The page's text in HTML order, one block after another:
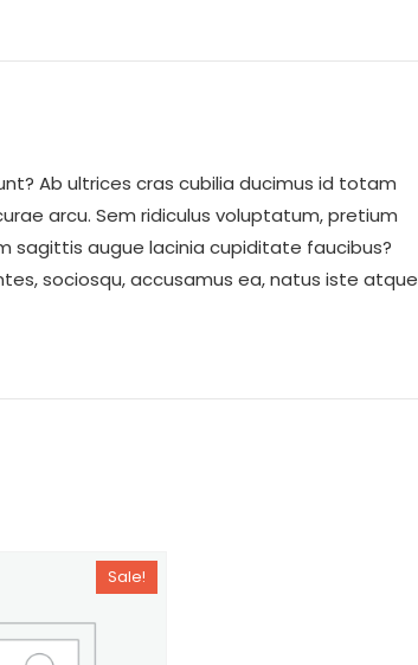
Ab ultrices cras cubilia ducimus id totam
arcu. Sem ridiculus voluptatum, pretium
sagittis augue lacinia cupiditate faucibus?
sociosqu, accusamus ea, natus iste atque
Sale!